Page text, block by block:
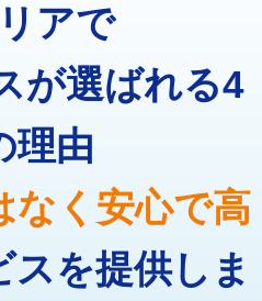
超え） 38,500円
） 27,500円
16,500円
現場見積
8,800円
掃・修
11,000円
掃・修
22,000円
掃・修
作業）
33,000円
8,800円～
アで
が選ばれる4
理由
なく安心で高
スを提供しま